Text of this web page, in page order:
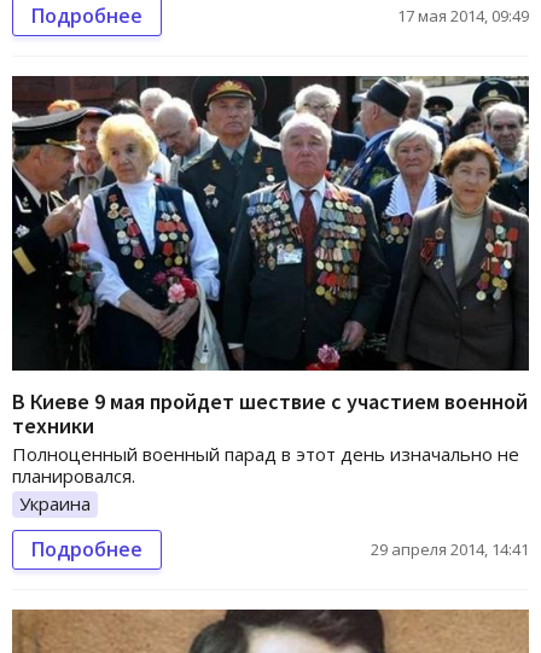
Подробнее 17 мая 2014, 09:49
В Киеве 9 мая пройдет шествие с участием военной
техники
Полноценный военный парад в этот день изначально не
планировался.
Украина
Подробнее 29 апреля 2014, 14:41